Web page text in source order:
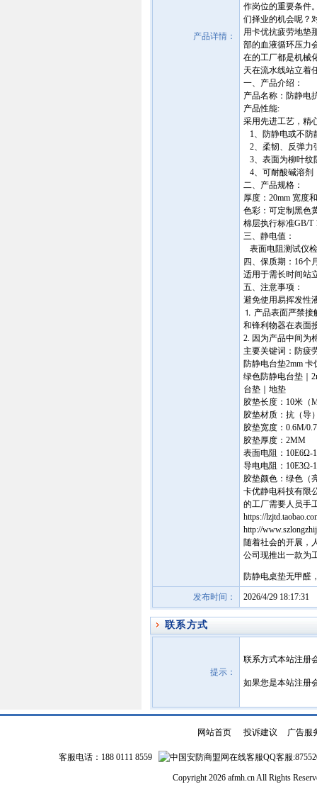
产品详情：
作岗位的重要条件
们择业的机会呢？
用卡优抗疲劳地垫
部的血液循环压力
在的工厂都是机械
天在流水线站立着
一、产品介绍：
产品名称：防静电
产品性能:
采用先进工艺，精
1、防静电或不防
2、柔韧、反弹力
3、表面为柳叶纹
4、可耐酸碱溶剂
二、产品规格：
厚度：20mm 宽度
色彩：可定制黑色
棉层执行标准GB/T
三、静电值：
表面电阻测试仪
四、保质期：16个
适用于需长时间站
五、注意事项：
避免使用易挥发性
⒈ 产品表面严禁接
和锋利物器在表面
2. 因为产品中间为
主要关键词：防疲
防静电台垫2mm
绿色防静电台垫｜
台垫｜地垫
胶垫长度：10米（
胶垫材质：抗（导
胶垫宽度：0.6M/
胶垫厚度：2MM
表面电阻：10E6Ω-
导电电阻：10E3Ω-
胶垫颜色：绿色（
卡优静电科技有限
的工厂需要人员手
https://
http://
随着社会的开展，
公司现推出一款为
防静电桌垫无甲醛
发布时间： 2026/4/29 18:17:31
联系方式
提示：
联系方式本站注册
如果您是本站注册
网站首页| 投诉建议 广告服
客服电话：188 0111 8559 QQ客服
Copyright 2026 afmh.cn All Rights